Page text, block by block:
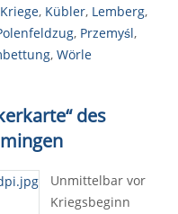
Kriege, Kübler, Lemberg,
, Przemyśl,
, Wörle
des
Unmittelbar vor
Kriegsbeginn